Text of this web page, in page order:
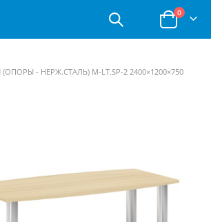
Корзина
0позиции
- НЕРЖ.СТАЛЬ) M-LT.SP-2 2400×1200×750